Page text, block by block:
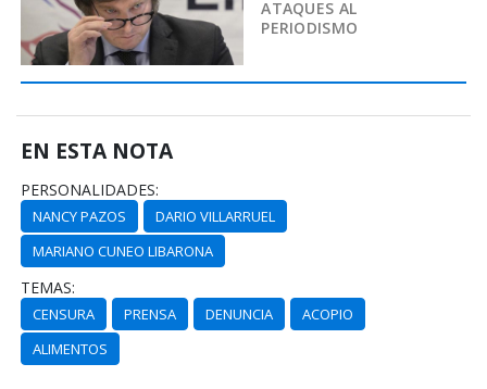
ATAQUES AL
PERIODISMO
EN ESTA NOTA
PERSONALIDADES:
NANCY PAZOS
DARIO VILLARRUEL
MARIANO CUNEO LIBARONA
TEMAS:
CENSURA PRENSA DENUNCIA
ACOPIO
ALIMENTOS